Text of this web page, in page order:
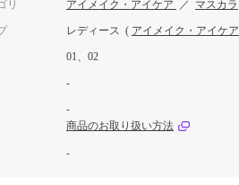
リ アイメイク・アイケア ／ マスカラ
レディース ( アイメイク・アイケア
01、02
-
-
商品のお取り扱い方法
-